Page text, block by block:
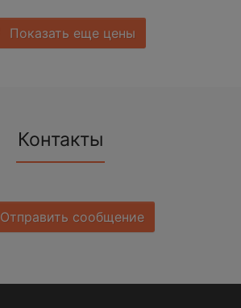
Показать еще цены
Контакты
Отправить сообщение